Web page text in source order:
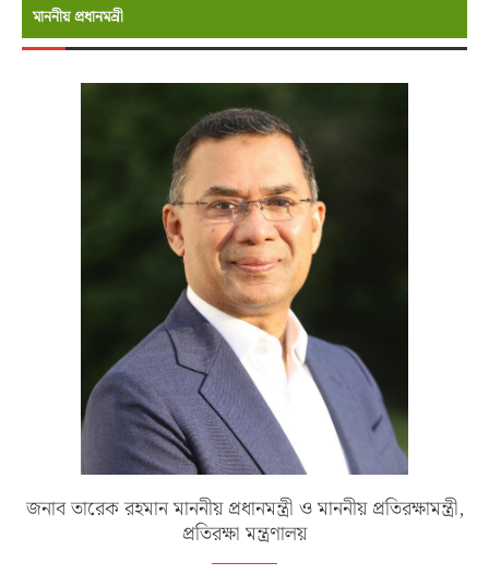
মাননীয় প্রধানমন্রী
জনাব তারেক রহমান মাননীয় প্রধানমন্ত্রী ও মাননীয় প্রতিরক্ষামন্ত্রী,
প্রতিরক্ষা মন্ত্রণালয়